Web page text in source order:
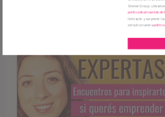
Science Group, ubicada
política de privacidad de
limitación y surprimir los
consulta nuestrapolítica